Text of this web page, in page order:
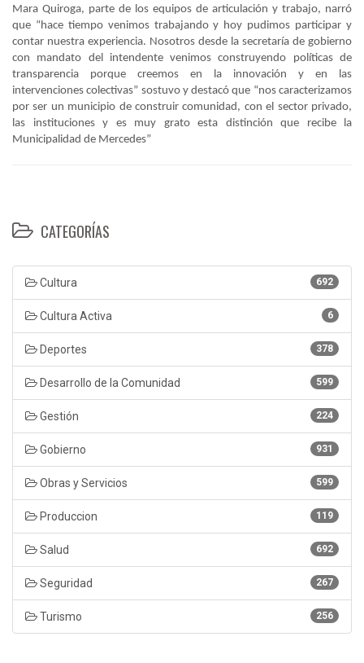
Mara Quiroga, parte de los equipos de articulación y trabajo, narró
que “hace tiempo venimos trabajando y hoy pudimos participar y
contar nuestra experiencia. Nosotros desde la secretaría de gobierno
con mandato del intendente venimos construyendo políticas de
transparencia porque creemos en la innovación y en las
intervenciones colectivas” sostuvo y destacó que “nos caracterizamos
por ser un municipio de construir comunidad, con el sector privado,
las instituciones y es muy grato esta distinción que recibe la
Municipalidad de Mercedes”
CATEGORÍAS
692
Cultura
6
Cultura Activa
378
Deportes
599
Desarrollo de la Comunidad
224
Gestión
931
Gobierno
599
Obras y Servicios
119
Produccion
692
Salud
267
Seguridad
256
Turismo